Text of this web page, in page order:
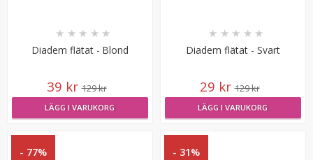
★★ ★★
Diadem flätat - Blond
★ ★ ★ ★ ★
39 kr 129 kr
LÄGG I VARUKORG
Diadem flätat - Svart
★ ★ ★ ★ ★
29 kr 129 kr
LÄGG I VARUKORG
- 77% - 31%